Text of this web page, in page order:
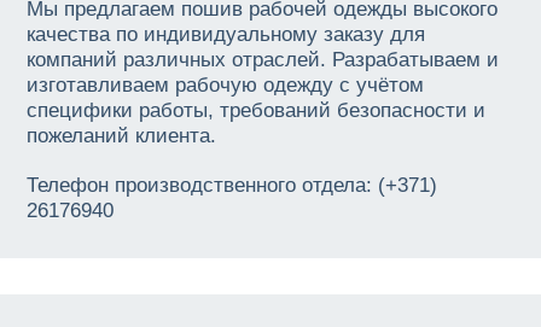
Мы предлагаем пошив рабочей одежды высокого
качества по индивидуальному заказу для
компаний различных отраслей. Разрабатываем и
изготавливаем рабочую одежду с учётом
специфики работы, требований безопасности и
пожеланий клиента.
Телефон производственного отдела: (+371)
26176940